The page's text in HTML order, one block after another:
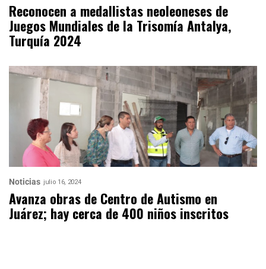
Reconocen a medallistas neoleoneses de
Juegos Mundiales de la Trisomía Antalya,
Turquía 2024
Noticias julio 16, 2024
Avanza obras de Centro de Autismo en
Juárez; hay cerca de 400 niños inscritos